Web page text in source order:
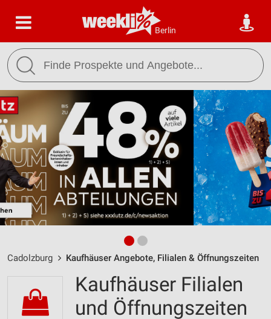
Berlin
Cadolzburg Kaufhäuser Angebote, Filialen & Öffnungszeiten
Kaufhäuser Filialen
und Öffnungszeiten